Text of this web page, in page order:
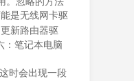
是无线网卡驱
新路由器驱
：笔记本电脑
时会出现一段